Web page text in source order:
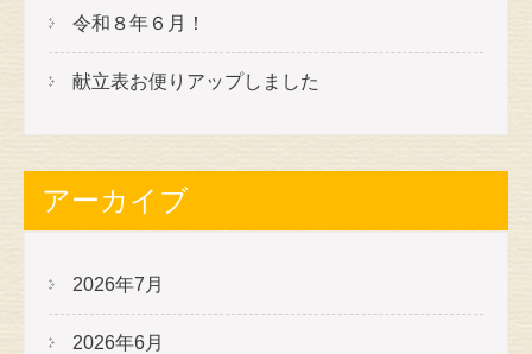
令和８年６月！
献立表お便りアップしました
アーカイブ
2026年7月
2026年6月